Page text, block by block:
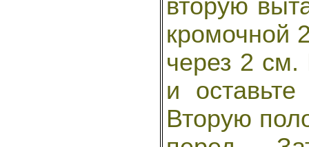
вторую
кромочной
через 2
и
Вторую